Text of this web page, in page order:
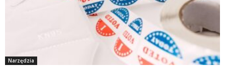
Narzędzia